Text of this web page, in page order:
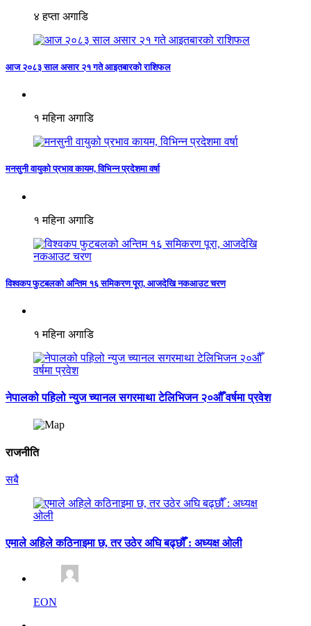
४ हप्ता अगाडि
आज २०८३ साल असार २१ गते आइतबारको राशिफल
१ महिना अगाडि
मनसुनी वायुको प्रभाव कायम, विभिन्न प्रदेशमा वर्षा
१ महिना अगाडि
विश्वकप फुटबलको अन्तिम १६ समिकरण पूरा, आजदेखि नकआउट चरण
१ महिना अगाडि
नेपालको पहिलो न्युज च्यानल सगरमाथा टेलिभिजन २०औँ वर्षमा प्रवेश
राजनीति
सबै
एमाले अहिले कठिनाइमा छ, तर उठेर अघि बढ्छौँ : अध्यक्ष ओली
EON